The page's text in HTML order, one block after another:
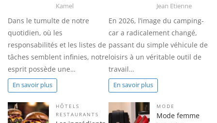
Kamel
Dans le tumulte de notre
quotidien, où les
responsabilités et les listes de
tâches semblent infinies, notre
esprit possède une…
En savoir plus
Jean Etienne
En 2026, l’image du camping-
car a radicalement changé,
passant du simple véhicule de
loisirs à un véritable outil de
travail…
En savoir plus
HÔTELS
RESTAURANTS
MODE
Mode femme